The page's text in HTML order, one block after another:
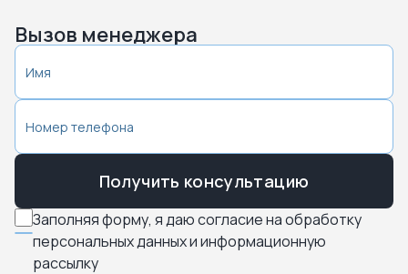
Вызов менеджера
Заполняя форму, я даю согласие на обработку
персональных данных и информационную
рассылку
Получить консультацию